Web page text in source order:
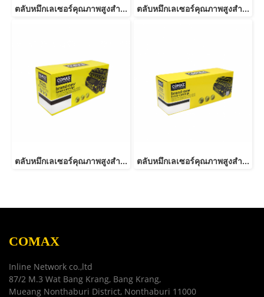
ตลับหมึกเลเซอร์คุณภาพสูงสำหรับ SAMSUNG รุ่น MLT-D103L ตลับหมึกเลเซอร์คุณภาพสูงสำหรับ SAMSUNG รุ่น MLT-D103S
ตลับหมึกเลเซอร์คุณภาพสูงสำหรับ SAMSUNG รุ่น MLT-D116L NEW ตลับหมึกเลเซอร์คุณภาพสูงสำหรับ SAMSUNG รุ่น MLT-D101S
COMAX
Inline Network co.,ltd
87/2 M.3 Wat Bang Krang, Bang Krang,
Mueang Nonthaburi District, Nonthaburi 11000